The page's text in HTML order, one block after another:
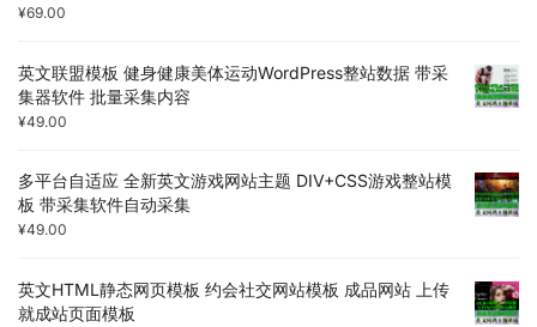
¥69.00
英文联盟模板 健身健康美体运动WordPress整站数据 带采
集器软件 批量采集内容
¥49.00
多平台自适应 全新英文游戏网站主题 DIV+CSS游戏整站模
板 带采集软件自动采集
¥49.00
英文HTML静态网页模板 约会社交网站模板 成品网站 上传
就成站页面模板